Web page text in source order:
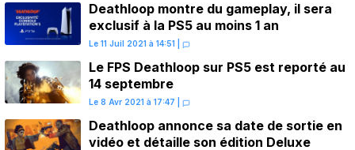
Deathloop montre du gameplay, il sera
exclusif à la PS5 au moins 1 an
Le 11 Juil 2021 à 14:51
Le FPS Deathloop sur PS5 est reporté au
14 septembre
Le 8 Avr 2021 à 17:47
Deathloop annonce sa date de sortie en
vidéo et détaille son édition Deluxe